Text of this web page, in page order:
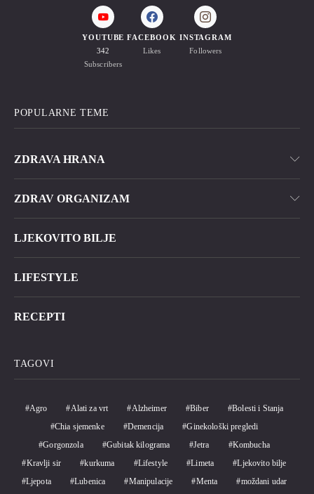
YOUTUBE
342
Subscribers
FACEBOOK
Likes
INSTAGRAM
Followers
POPULARNE TEME
ZDRAVA HRANA
ZDRAV ORGANIZAM
LJEKOVITO BILJE
LIFESTYLE
RECEPTI
TAGOVI
Agro Alati za vrt Alzheimer Biber
Bolesti i Stanja
Chia sjemenke
Demencija
Ginekološki pregledi
Gorgonzola
Gubitak kilograma Jetra
Kombucha
Kravlji sir
kurkuma Lifestyle Limeta
Ljekovito bilje
Ljepota
Lubenica Manipulacije Menta
moždani udar